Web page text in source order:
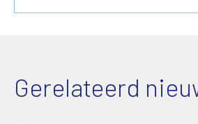
Gerelateerd